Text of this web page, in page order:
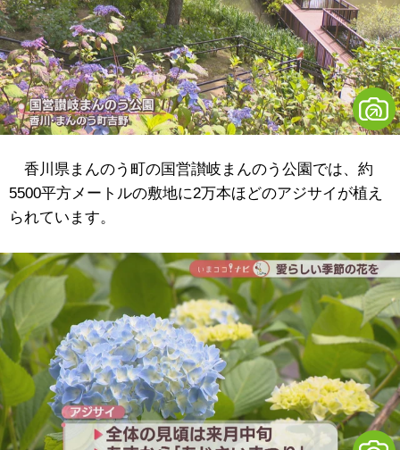
香川県まんのう町の国営讃岐まんのう公園では、約
5500平方メートルの敷地に2万本ほどのアジサイが植え
られています。